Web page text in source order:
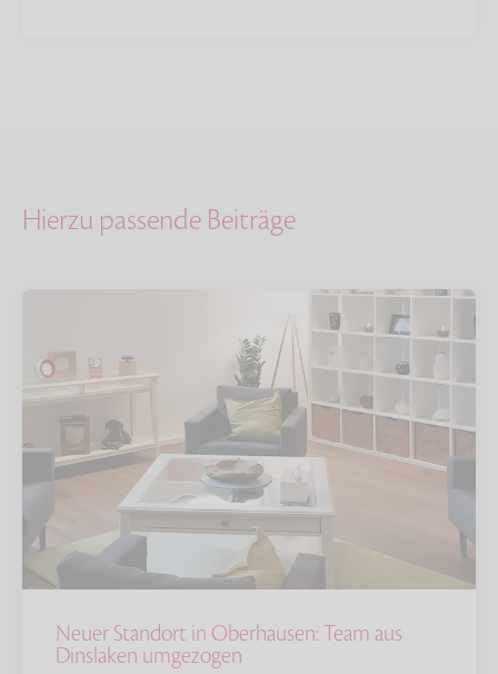
Hierzu passende Beiträge
Neuer Standort in Oberhausen: Team aus
Dinslaken umgezogen